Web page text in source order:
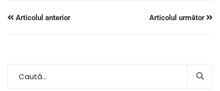
Articolul anterior Articolul următor